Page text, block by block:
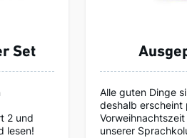
Set
2 und
lesen!
Alle guten Dinge
deshalb erscheint
unserer